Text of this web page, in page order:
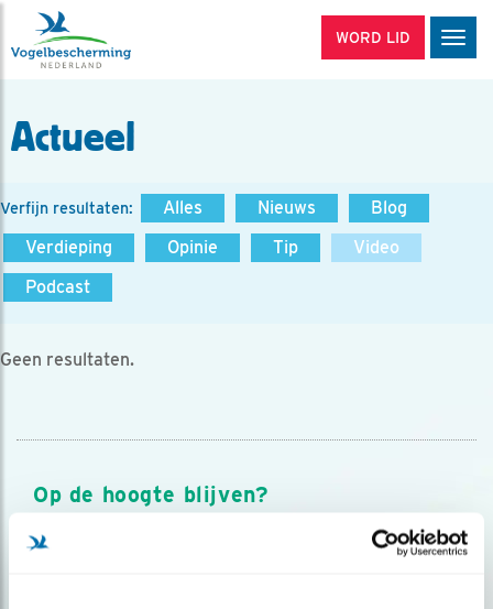
WORD LID
Actueel
Verfijn resultaten: Alles Nieuws
Blog
Verdieping
Opinie Tip
Video
Podcast
Geen resultaten.
Op de hoogte blijven?
Meld je aan en ontvang nieuws, inspiratie, acties en tips
over vogels en activiteiten van Vogelbescherming.